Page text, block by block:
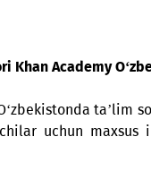
Khan
O‘zbekistonda
uchun